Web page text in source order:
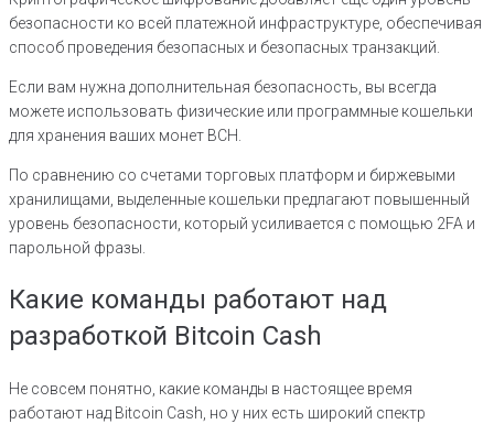
безопасности ко всей платежной инфраструктуре, обеспечивая
способ проведения безопасных и безопасных транзакций.
Если вам нужна дополнительная безопасность, вы всегда
можете использовать физические или программные кошельки
для хранения ваших монет BCH.
По сравнению со счетами торговых платформ и биржевыми
хранилищами, выделенные кошельки предлагают повышенный
уровень безопасности, который усиливается с помощью 2FA и
парольной фразы.
Какие команды работают над
разработкой Bitcoin Cash
Не совсем понятно, какие команды в настоящее время
работают над Bitcoin Cash, но у них есть широкий спектр